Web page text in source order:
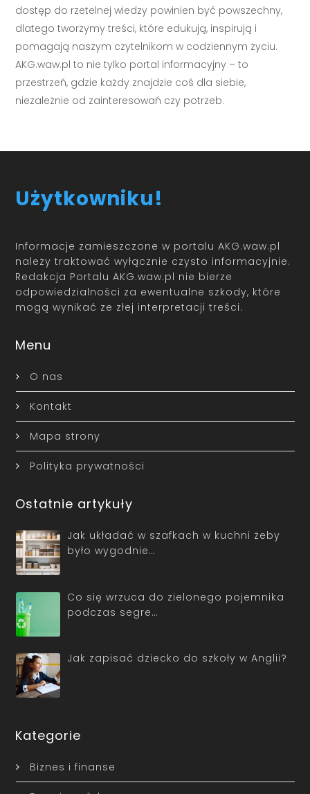
dostęp do rzetelnej wiedzy powinien być powszechny,
dlatego tworzymy treści, które edukują, inspirują i
pomagają naszym czytelnikom w codziennym życiu.
AKG.waw.pl to nie tylko portal informacyjny – to
przestrzeń, gdzie każdy znajdzie coś dla siebie,
niezależnie od zainteresowań czy potrzeb.
Użytkowniku!
Informacje zamieszczone w portalu AKG.waw.pl
należy traktować wyłącznie czysto informacyjnie.
Redakcja Portalu AKG.waw.pl nie bierze
odpowiedzialności za ewentualne szkody, które
mogą wynikać ze złej interpretacji treści.
Menu
O nas
Kontakt
Mapa strony
Polityka prywatności
Ostatnie artykuły
Jak układać w szafkach w kuchni żeby
było wygodnie…
Co się wrzuca do zielonego pojemnika
podczas segre…
Jak zapisać dziecko do szkoły w Anglii?
Kategorie
Biznes i finanse